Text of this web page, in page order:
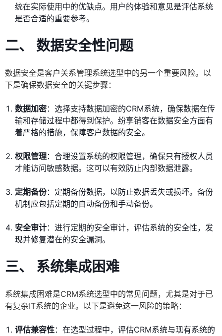
统在实际使用中的优缺点。用户的体验和意见是评估系统
是否合适的重要参考。
二、 数据安全性问题
数据安全是客户关系管理系统选型中的另一个重要风险。以
下是确保数据安全的关键步骤：
数据加密：选择支持数据加密的CRM系统，确保数据在传
输和存储过程中都得到保护。纷享销客在数据安全方面有
着严格的措施，保障客户数据的安全。
权限管理：合理设置系统的权限管理，确保只有授权人员
才能访问敏感数据。这可以有效防止内部数据泄露。
定期备份：定期备份数据，以防止数据丢失或损坏。备份
机制应包括定期的自动备份和手动备份。
安全审计：进行定期的安全审计，评估系统的安全性，发
现并修复潜在的安全漏洞。
三、 系统集成困难
系统集成困难是CRM系统选型中的常见问题，尤其是对于已
有复杂IT系统的企业。以下是避免这一风险的策略：
评估兼容性：在选型过程中，评估CRM系统与现有系统的